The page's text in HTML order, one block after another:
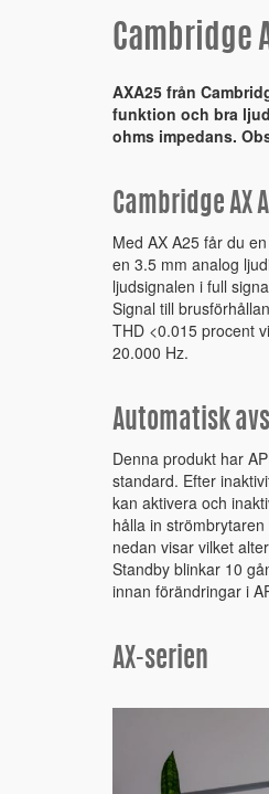
Cambridge
AXA25 från
funktion och bra
ohms impedans.
Cambridge AX
Med AX A25 får du
en 3.5 mm analog
ljudsignalen i full
Signal till
THD <0.015 procent
20.000 Hz.
Automatisk
Denna produkt har
standard. Efter
kan aktivera och
hålla in
nedan visar vilket
Standby blinkar 10
innan förändringar i
AX-serien